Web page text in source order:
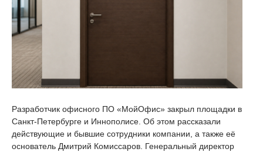
Разработчик офисного ПО «МойОфис» закрыл площадки в
Санкт-Петербурге и Иннополисе. Об этом рассказали
действующие и бывшие сотрудники компании, а также её
основатель Дмитрий Комиссаров. Генеральный директор